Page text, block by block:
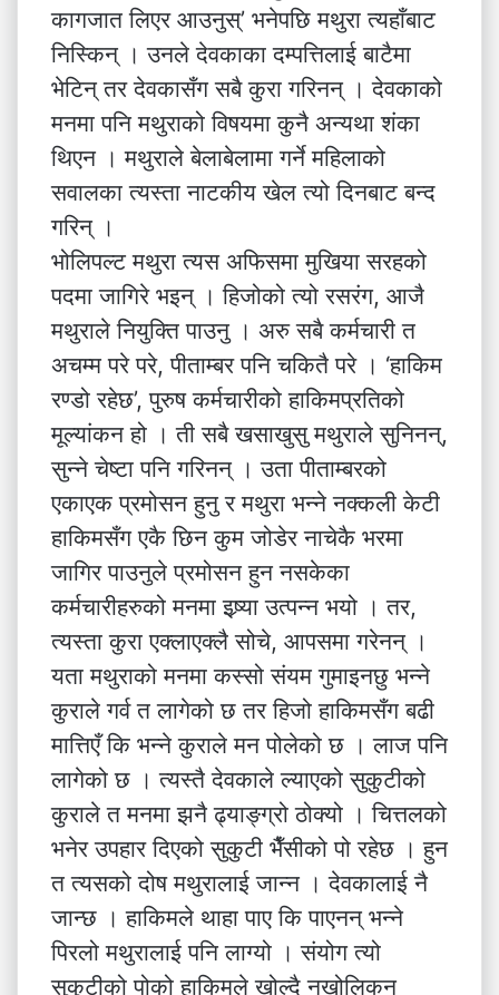
कागजात लिएर आउनुस्’ भनेपछि मथुरा त्यहाँबाट
निस्किन् । उनले देवकाका दम्पत्तिलाई बाटैमा
भेटिन् तर देवकासँग सबै कुरा गरिनन् । देवकाको
मनमा पनि मथुराको विषयमा कुनै अन्यथा शंका
थिएन । मथुराले बेलाबेलामा गर्ने महिलाको
सवालका त्यस्ता नाटकीय खेल त्यो दिनबाट बन्द
गरिन् ।
भोलिपल्ट मथुरा त्यस अफिसमा मुखिया सरहको
पदमा जागिरे भइन् । हिजोको त्यो रसरंग, आजै
मथुराले नियुक्ति पाउनु । अरु सबै कर्मचारी त
अचम्म परे परे, पीताम्बर पनि चकितै परे । ‘हाकिम
रण्डो रहेछ’, पुरुष कर्मचारीको हाकिमप्रतिको
मूल्यांकन हो । ती सबै खसाखुसु मथुराले सुनिनन्,
सुन्ने चेष्टा पनि गरिनन् । उता पीताम्बरको
एकाएक प्रमोसन हुनु र मथुरा भन्ने नक्कली केटी
हाकिमसँग एकै छिन कुम जोडेर नाचेकै भरमा
जागिर पाउनुले प्रमोसन हुन नसकेका
कर्मचारीहरुको मनमा इष्र्या उत्पन्न भयो । तर,
त्यस्ता कुरा एक्लाएक्लै सोचे, आपसमा गरेनन् ।
यता मथुराको मनमा कस्सो संयम गुमाइनछु भन्ने
कुराले गर्व त लागेको छ तर हिजो हाकिमसँग बढी
मात्तिएँ कि भन्ने कुराले मन पोलेको छ । लाज पनि
लागेको छ । त्यस्तै देवकाले ल्याएको सुकुटीको
कुराले त मनमा झनै ढ्याङ्ग्रो ठोक्यो । चित्तलको
भनेर उपहार दिएको सुकुटी भैँसीको पो रहेछ । हुन
त त्यसको दोष मथुरालाई जान्न । देवकालाई नै
जान्छ । हाकिमले थाहा पाए कि पाएनन् भन्ने
पिरलो मथुरालाई पनि लाग्यो । संयोग त्यो
सुकुटीको पोको हाकिमले खोल्दै नखोलिकन